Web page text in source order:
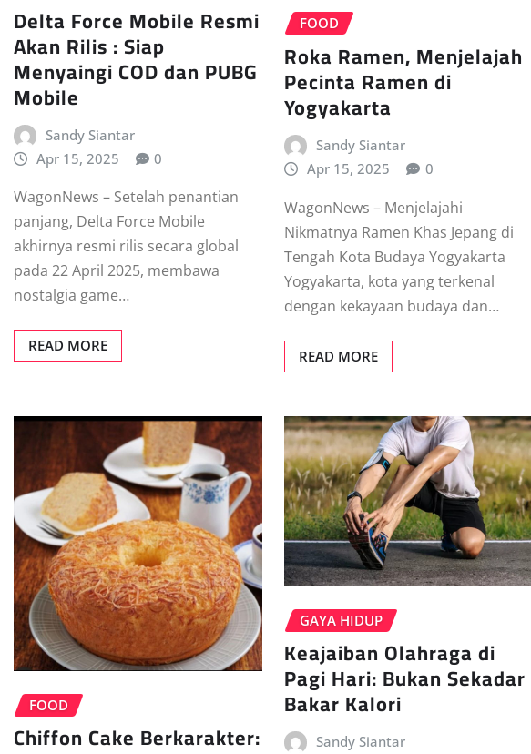
Delta Force Mobile Resmi
Akan Rilis : Siap
Menyaingi COD dan PUBG
Mobile
Sandy Siantar
Apr 15, 2025
0
WagonNews – Setelah penantian
panjang, Delta Force Mobile
akhirnya resmi rilis secara global
pada 22 April 2025, membawa
nostalgia game…
READ MORE
FOOD
Roka Ramen, Menjelajah
Pecinta Ramen di
Yogyakarta
Sandy Siantar
Apr 15, 2025
0
WagonNews – Menjelajahi
Nikmatnya Ramen Khas Jepang di
Tengah Kota Budaya Yogyakarta
Yogyakarta, kota yang terkenal
dengan kekayaan budaya dan…
READ MORE
FOOD
Chiffon Cake Berkarakter:
GAYA HIDUP
Keajaiban Olahraga di
Pagi Hari: Bukan Sekadar
Bakar Kalori
Sandy Siantar